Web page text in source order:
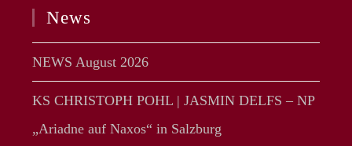
News
NEWS August 2026
KS CHRISTOPH POHL | JASMIN DELFS – NP
„Ariadne auf Naxos“ in Salzburg